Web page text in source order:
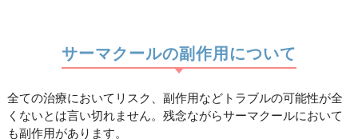
サーマクールの副作用について
全ての治療においてリスク、副作用などトラブルの可能性が全
くないとは言い切れません。残念ながらサーマクールにおいて
も副作用があります。